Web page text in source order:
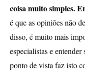
coisa muito simples.
é que as opiniões não
disso, é muito mais
especialistas e entender
ponto de vista faz isto